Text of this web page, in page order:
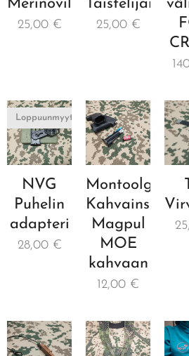
Merinovilla
25,00€
Taistelijan
25,00€
NVG
Puhelin
adapteri
Loppuunmyyty
28,00€
Montoolgear
Kahvainsertti,
Magpul
MOE
kahvaan
12,00 €